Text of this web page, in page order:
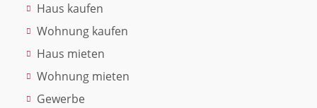
Haus kaufen
Wohnung kaufen
Haus mieten
Wohnung mieten
Gewerbe